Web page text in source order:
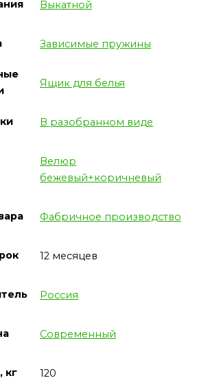
Выкатной
Зависимые пружины
Ящик для белья
В разобранном виде
Велюр
бежевый+коричневый
Фабричное производство
12 месяцев
Россия
Современный
кг 120